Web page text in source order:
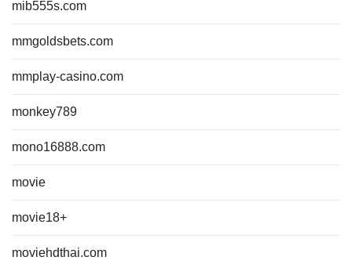
mib555s.com
mmgoldsbets.com
mmplay-casino.com
monkey789
mono16888.com
movie
movie18+
moviehdthai.com